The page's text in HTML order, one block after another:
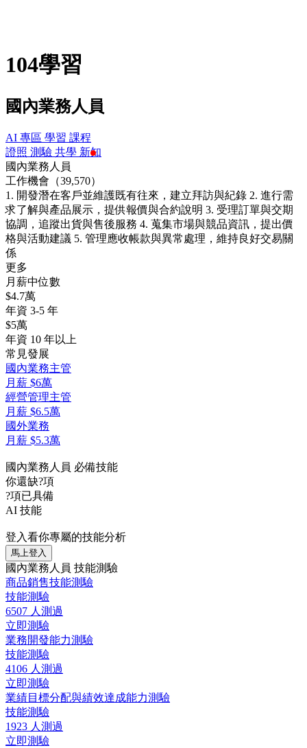
104學習
國內業務人員
AI 專區 學習 課程
證照 測驗 共學 新知
國內業務人員
工作機會（39,570）
1. 開發潛在客戶並維護既有往來，建立拜訪與紀錄 2. 進行需
求了解與產品展示，提供報價與合約說明 3. 受理訂單與交期
協調，追蹤出貨與售後服務 4. 蒐集市場與競品資訊，提出價
格與活動建議 5. 管理應收帳款與異常處理，維持良好交易關
係
更多
月薪中位數
$4.7萬
年資 3-5 年
$5萬
年資 10 年以上
常見發展
國內業務主管
月薪 $6萬
經營管理主管
月薪 $6.5萬
國外業務
月薪 $5.3萬
國內業務人員 必備技能
你還缺?項
?項已具備
AI 技能
登入看你專屬的技能分析
馬上登入
國內業務人員 技能測驗
商品銷售技能測驗
技能測驗
6507 人測過
立即測驗
業務開發能力測驗
技能測驗
4106 人測過
立即測驗
業績目標分配與績效達成能力測驗
技能測驗
1923 人測過
立即測驗